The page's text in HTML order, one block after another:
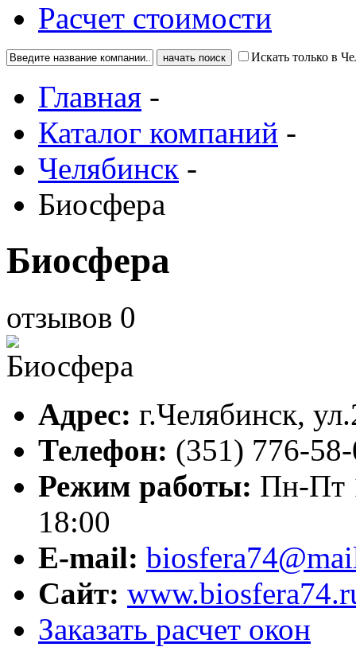
Расчет стоимости
Искать только в
Главная -
Каталог компаний -
Челябинск -
Биосфера
Биосфера
отзывов 0
Адрес: г.Челябинск,
Телефон: (351) 776-
Режим работы: Пн-Пт
18:00
E-mail:
Сайт:
Заказать расчет окон